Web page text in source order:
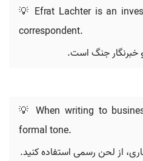
💡 Efrat Lachter is an
correspondent.
و خبرنگار جنگ است.
💡 When writing to
formal tone.
از لحن رسمی استفاده کنید.